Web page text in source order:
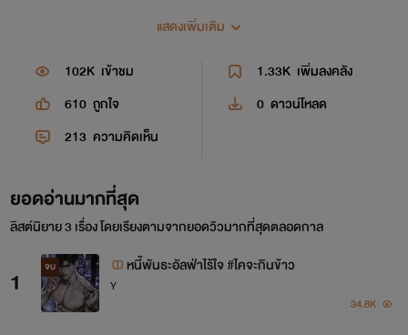
ฝากติดตามผลงานกันด้วยน้าา สัญญาว่าจะเก่งขึ้นในทุก ๆ วัน
อยากเป็นนักเขียนคนโปรดของใครสักคนค่า 🫶🫶
มาสนุกไปกับโลกที่เค้าสร้างขึ้นกันเล้ยย
แสดงเพิ่มเติม
102K เข้าชม 1.33K เพิ่มลงคลัง
610 ถูกใจ 0 ดาวน์โหลด
213 ความคิดเห็น
ยอดอ่านมากที่สุด
ลิสต์นิยาย 3 เรื่อง โดยเรียงตามจากยอดวิวมากที่สุดตลอดกาล
1 จบ หนี้พันธะอัลฟ่าไร้ใจ #ไคจะกินข้าว
Y
34.8K